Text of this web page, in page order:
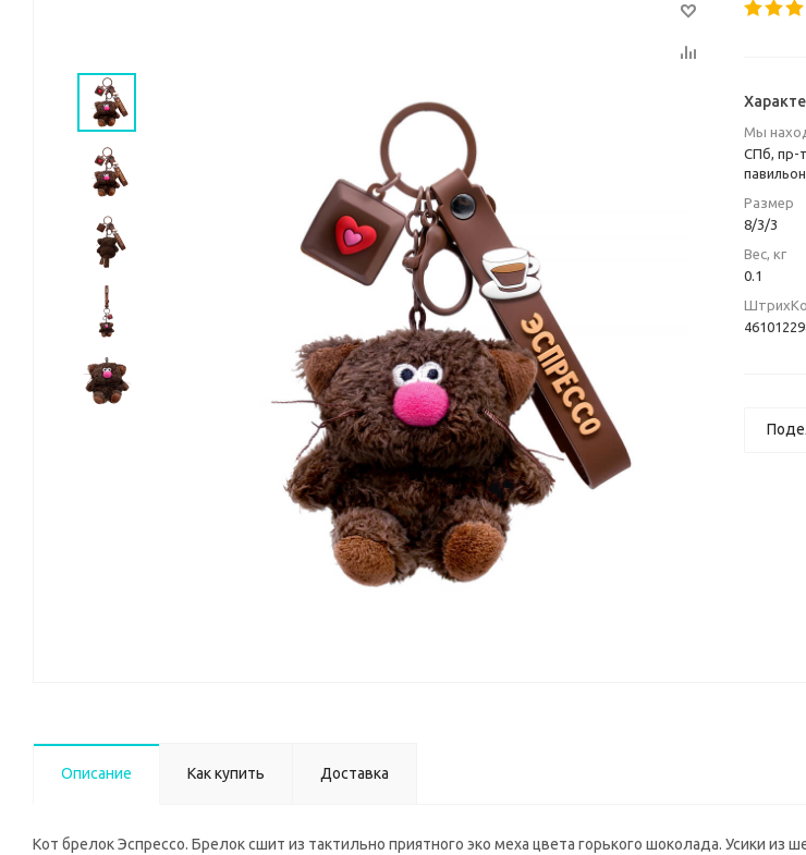
Мы
СПб, пр-
Размер
8/3/3
Вес, кг
0.1
Описание Как купить Доставка
Кот брелок Эспрессо. Брелок сшит из тактильно приятного эко меха цвета горького шоколада. Усики из